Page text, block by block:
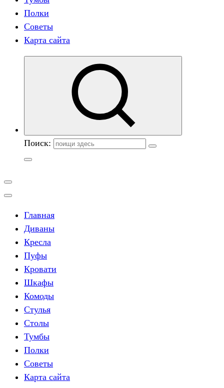
Полки
Советы
Карта сайта
Поиск:
Главная
Диваны
Кресла
Пуфы
Кровати
Шкафы
Комоды
Стулья
Столы
Тумбы
Полки
Советы
Карта сайта